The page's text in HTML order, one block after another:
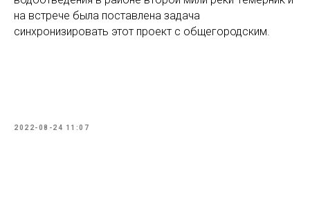
на встрече была поставлена задача
синхронизировать этот проект с общегородским.
2022-08-24 11:07